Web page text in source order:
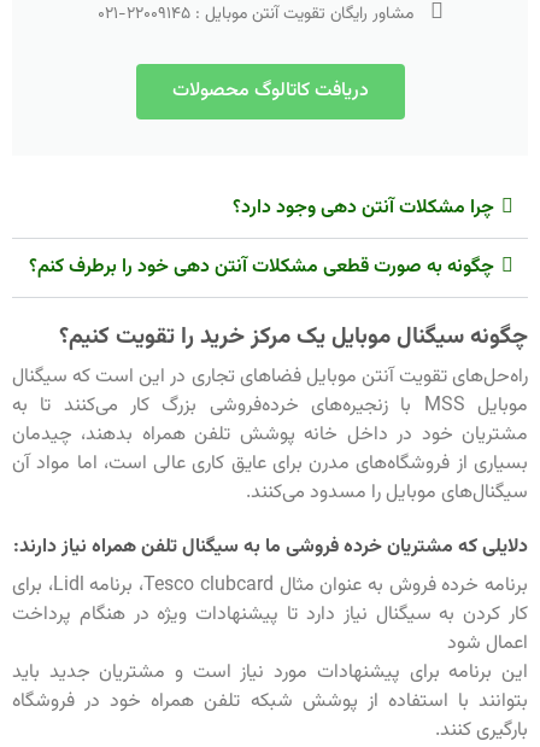
مشاور رایگان تقویت آنتن موبایل :۲۲۰۰۹۱۴۵-۰۲۱
دریافت کاتالوگ محصولات
چرا مشکلات آنتن دهی وجود دارد؟
چگونه به صورت قطعی مشکلات آنتن دهی خود را برطرف کنم؟
چگونه سیگنال موبایل یک مرکز خرید را تقویت کنیم؟
راه‌حل‌های تقویت آنتن موبایل فضاهای تجاری در این است که سیگنال
موبایل MSS با زنجیره‌های خرده‌فروشی بزرگ کار می‌کنند تا به
مشتریان خود در داخل خانه پوشش تلفن همراه بدهند، چیدمان
بسیاری از فروشگاه‌های مدرن برای عایق کاری عالی است، اما مواد آن
سیگنال‌های موبایل را مسدود می‌کنند.
دلایلی که مشتریان خرده فروشی ما به سیگنال تلفن همراه نیاز دارند:
برنامه خرده فروش به عنوان مثال Tesco clubcard، برنامه Lidl، برای
کار کردن به سیگنال نیاز دارد تا پیشنهادات ویژه در هنگام پرداخت
اعمال شود
این برنامه برای پیشنهادات مورد نیاز است و مشتریان جدید باید
بتوانند با استفاده از پوشش شبکه تلفن همراه خود در فروشگاه
بارگیری کنند.